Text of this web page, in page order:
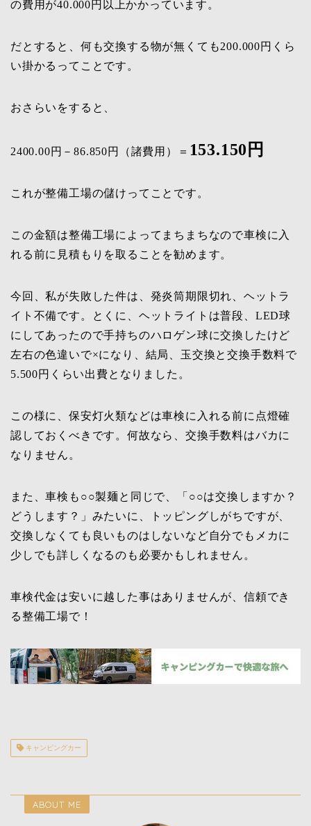
の費用が40.000円以上かかっています。
だとすると、何も交換する物が無くても200.000円くら
い掛かるってことです。
おさらいをすると、
2400.00円－86.850円（諸費用）＝ 153.150円
これが整備工場の儲けってことです。
この金額は整備工場によってまちまちなので車検に入
れる前に見積もりを取ることを勧めます。
今回、私が失敗した件は、発炎筒期限切れ、ヘットラ
イト不備です。とくに、ヘットライトは普段、LED球
にしてあったので手持ちのハロゲン球に交換したけど
左右の色違いで×になり、結局、玉交換と交換手数料で
5.500円くらい出費となりました。
この様に、保安灯火類などは車検に入れる前に点燈確
認しておくべきです。何故なら、交換手数料はバカに
なりません。
また、車検も○○製麺と同じで、「○○は交換しますか？
どうします？」みたいに、トッピングしがちですが、
交換しなくても良いものはしないなど自分でもメカに
少しでも詳しくなるのも必要かもしれません。
車検代金は安いに越した事はありませんが、信頼でき
る整備工場で！
キャンピングカー
ABOUT ME